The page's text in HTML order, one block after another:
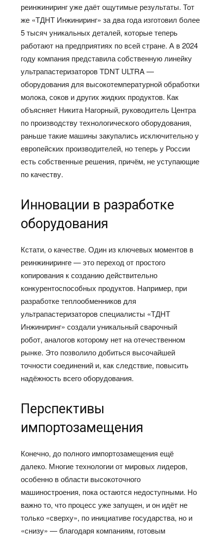
реинжиниринг уже даёт ощутимые результаты. Тот
же «ТДНТ Инжиниринг» за два года изготовил более
5 тысяч уникальных деталей, которые теперь
работают на предприятиях по всей стране. А в 2024
году компания представила собственную линейку
ультрапастеризаторов TDNT ULTRA —
оборудования для высокотемпературной обработки
молока, соков и других жидких продуктов. Как
объясняет Никита Нагорный, руководитель Центра
по производству технологического оборудования,
раньше такие машины закупались исключительно у
европейских производителей, но теперь у России
есть собственные решения, причём, не уступающие
по качеству.
Инновации в разработке
оборудования
Кстати, о качестве. Один из ключевых моментов в
реинжиниринге — это переход от простого
копирования к созданию действительно
конкурентоспособных продуктов. Например, при
разработке теплообменников для
ультрапастеризаторов специалисты «ТДНТ
Инжиниринг» создали уникальный сварочный
робот, аналогов которому нет на отечественном
рынке. Это позволило добиться высочайшей
точности соединений и, как следствие, повысить
надёжность всего оборудования.
Перспективы
импортозамещения
Конечно, до полного импортозамещения ещё
далеко. Многие технологии от мировых лидеров,
особенно в области высокоточного
машиностроения, пока остаются недоступными. Но
важно то, что процесс уже запущен, и он идёт не
только «сверху», по инициативе государства, но и
«снизу» — благодаря компаниям, готовым